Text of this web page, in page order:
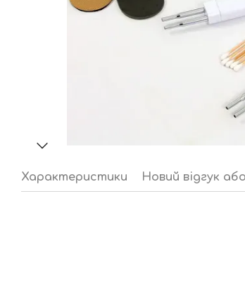
Характеристики Новий відгук